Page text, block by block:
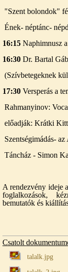
"Szent bolondok"
Ének- néptánc-
16:15 Naphimnusz
16:30 Dr. Bartal
(Szívbetegeknek
17:30 Versperás a
Rahmanyinov:
előadják: Krátki
Szentségimádás-
Táncház - Simon
A rendezvény ideje
foglalkozások,
bemutatók és
Csatolt
talalk.jpg